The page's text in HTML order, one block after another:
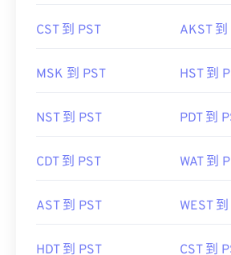
CST 到 PST AKST 到
MSK 到 PST HST 到
NST 到 PST PDT 到
CDT 到 PST WAT 到
AST 到 PST WEST
HDT 到 PST CST 到